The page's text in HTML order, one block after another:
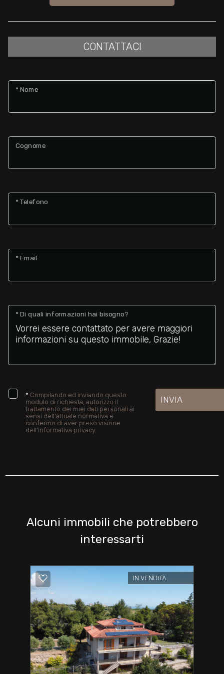
CONTATTACI
* Nome
Cognome
* Telefono
* Email
* Di quali informazioni hai bisogno?
* Compilando ed inviando questo
modulo di richiesta, autorizzo il
trattamento dei miei dati personali ai
sensi dell'attuale normativa e
confermo di aver preso visione
dell'informativa privacy.
INVIA
Alcuni immobili che potrebbero
interessarti
IN VENDITA